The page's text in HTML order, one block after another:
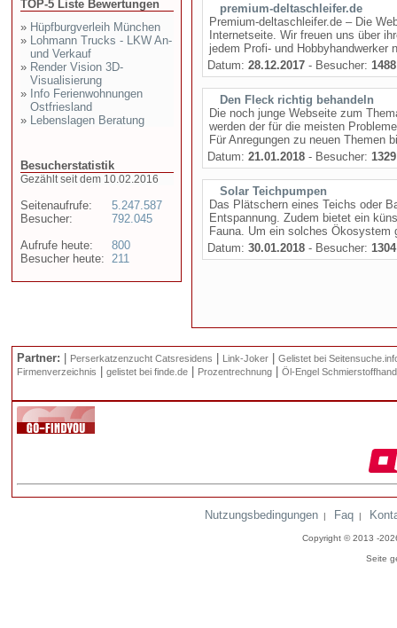
TOP-5 Liste Bewertungen
» Hüpfburgverleih München
» Lohmann Trucks - LKW An-
und Verkauf
» Render Vision 3D-
Visualisierung
» Info Ferienwohnungen
Ostfriesland
» Lebenslagen Beratung
Besucherstatistik
Gezählt seit dem 10.02.2016
Seitenaufrufe:
Besucher:
Aufrufe heute:
Besucher heute:
5.247.587
792.045
800
211
premium-deltaschleifer.de
Premium-deltaschleifer.de – Die
Internetseite. Wir freuen uns über
jedem Profi- und Hobbyhandwerker
Datum: 28.12.2017 - Besucher: 1488
Den Fleck richtig behandeln
Die noch junge Webseite zum
werden der für die meisten
Für Anregungen zu neuen Themen
Datum: 21.01.2018 - Besucher: 1329
Solar Teichpumpen
Das Plätschern eines Teichs oder
Entspannung. Zudem bietet ein
Fauna. Um ein solches Ökosystem
Datum: 30.01.2018 - Besucher: 1304
Partner: Perserkatzenzucht Catsresidens Link-Joker
Gelistet bei
Firmenverzeichnis
gelistet bei finde.de Prozentrechnung Öl-Engel
Nutzungsbedingungen | Faq |
Copyright © 2013 -
Seite